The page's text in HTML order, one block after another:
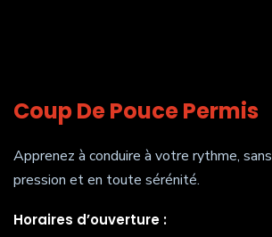
Coup De Pouce Permis
Apprenez à conduire à votre rythme, sans
pression et en toute sérénité.
Horaires d’ouverture :